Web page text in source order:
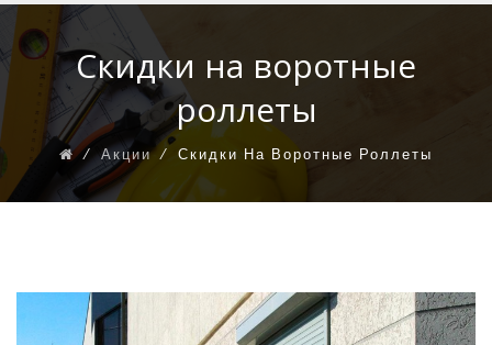
content
Скидки на воротные
роллеты
⁄Акции⁄ Скидки На Воротные Роллеты